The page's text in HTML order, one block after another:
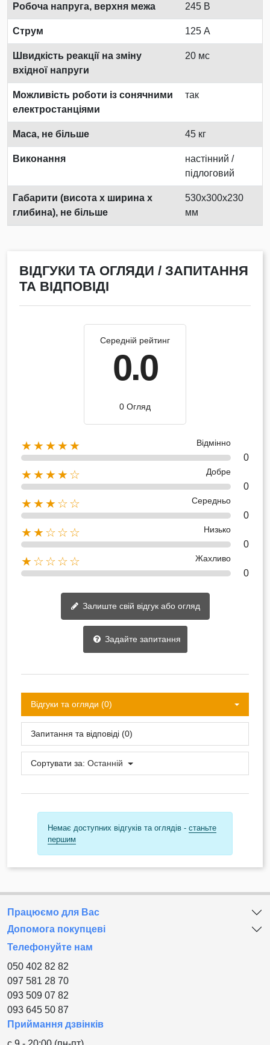
Робоча напруга, верхня межа 245 В
Струм 125 А
Швидкість реакції на зміну
вхідної напруги
20 мс
Можливість роботи із сонячними
електростанціями
так
Маса, не більше 45 кг
Виконання
настінний /
підлоговий
Габарити (висота х ширина х
глибина), не більше
530x300x230
мм
ВІДГУКИ ТА ОГЛЯДИ / ЗАПИТАННЯ
ТА ВІДПОВІДІ
Середній рейтинг
0.0
0 Огляд
★★★★★ Відмінно
0
★★★★☆ Добре
0
★★★☆☆ Середньо
0
★★☆☆☆ Низько
0
★☆☆☆☆ Жахливо
0
Залиште свій відгук або огляд
Задайте запитання
Відгуки та огляди (0)
Запитання та відповіді (0)
Сортувати за: Останній
Немає доступних відгуків та оглядів - станьте
першим
Працюємо для Вас
Допомога покупцеві
Телефонуйте нам
050 402 82 82
097 581 28 70
093 509 07 82
093 645 50 87
Приймання дзвінків